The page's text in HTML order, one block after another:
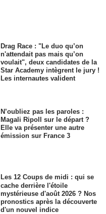
Drag Race : "Le duo qu’on
n'attendait pas mais qu’on
voulait", deux candidates de la
Star Academy intègrent le jury !
Les internautes valident
N’oubliez pas les paroles :
Magali Ripoll sur le départ ?
Elle va présenter une autre
émission sur France 3
Les 12 Coups de midi : qui se
cache derrière l'étoile
mystérieuse d'août 2026 ? Nos
pronostics après la découverte
d'un nouvel indice